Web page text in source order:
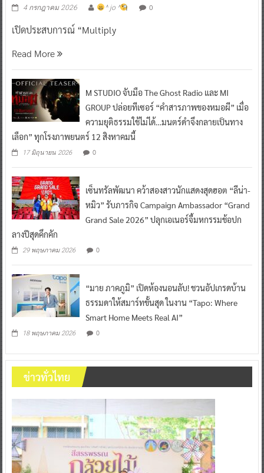
4 กรกฎาคม 2026 ^ jo ^ 0
เปิดประสบการณ์ “Multiply
Read More
M STUDIO จับมือ The Ghost Radio และ MI
GROUP ปล่อยทีเซอร์ “คำสารภาพของหมอผี” เมื่อ
ความยุติธรรมใช้ไม่ได้…มนตร์ดำจึงกลายเป็นทาง
เลือก” ทุกโรงภาพยนตร์ 12 สิงหาคมนี้
17 มิถุนายน 2026 0
เซ็นทรัลพัฒนา คว้าสองสาวนักแสดงสุดฮอต “ลีน่า-
หมิว” รับภารกิจ Campaign Ambassador “Grand
Grand Sale 2026” ปลุกเอเนอร์จี้มหกรรมช้อปก
ลางปีสุดคึกคัก
29 พฤษภาคม 2026 0
“มาย ภาคภูมิ” เปิดห้องนอนลับ! ชวนอัปเกรดบ้าน
ธรรมดาให้สมาร์ทขั้นสุด ในงาน “Tapo: Where
Smart Home Meets Real AI”
18 พฤษภาคม 2026 0
ข่าวทั่วไทย